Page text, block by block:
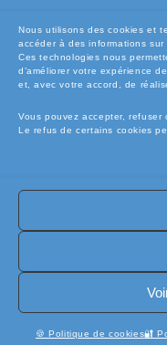
Nous utilisons des cookies et
accéder à des informations sur
Ces technologies nous
d’améliorer votre expérience
et, avec votre accord, de
Vous pouvez accepter, refuser
Le refus de certains cookies
🍪 Politique de cookies🔐
🧾Conditions Générales
🔐 Politique de
🍪 Politique de
🛡️ Assurance
Copyright